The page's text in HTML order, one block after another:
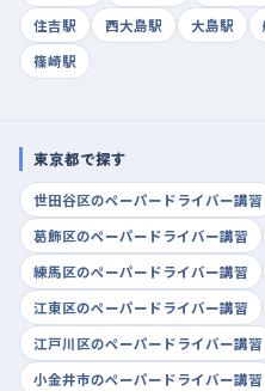
住吉駅
西大島駅 大島駅
篠崎駅
東京都で探す
世田谷区のペーパードライバー講習
葛飾区のペーパードライバー講習
練馬区のペーパードライバー講習
江東区のペーパードライバー講習
江戸川区のペーパードライバー講習
小金井市のペーパードライバー講習